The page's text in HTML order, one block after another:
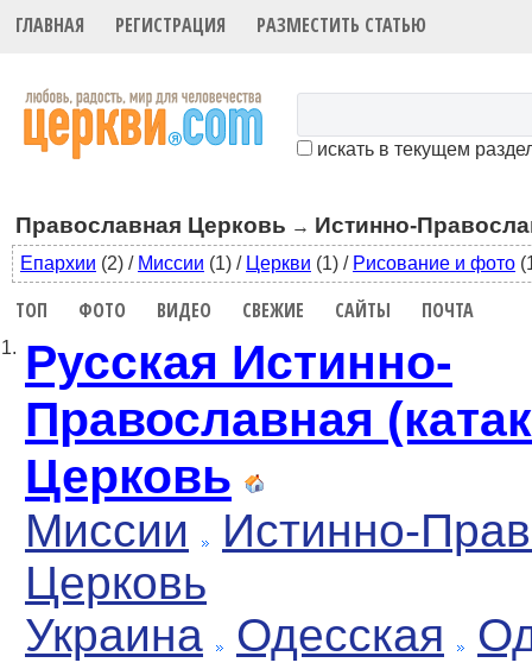
ГЛАВНАЯ РЕГИСТРАЦИЯ РАЗМЕСТИТЬ СТАТЬЮ
искать в текущем
Православная Церковь → Истинно-
Епархии (2) / Миссии (1) / Церкви (1) / Рисование и фото
ТОП ФОТО ВИДЕО СВЕЖИЕ САЙТЫ ПОЧТА
1. Русская Истинно-
Православная
Церковь
Миссии
Истинно-
Церковь
Украина
Одесская